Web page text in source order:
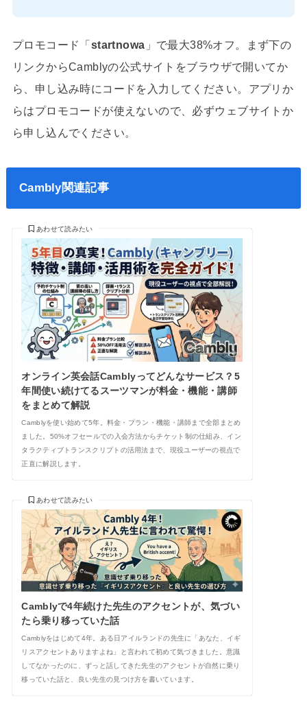
プロモコード「 startnowa 」で最大38%オフ。まず下の
リンクからCamblyの公式サイトをブラウザで開いてか
ら、申し込み時にコードを入力してください。アプリか
らはプロモコードが使えないので、必ずウェブサイトか
ら申し込んでください。
Cambly関連記事
オンライン英会話Camblyってどんなサービス？5
年間使い続けてるスーツマンが料金・機能・講師
をまとめて解説
Camblyを使い始めて5年。料金・プラン・機能・講師まで全部まとめ
ました。50%オフセールでの入会方法からチケット制の仕組み、イン
タラクティブトランスクリプトの活用法まで、現役ユーザーの視点で
正直に解説します。
あわせて読みたい
Camblyで4年続けた先生のアクセントが、気づい
たら乗り移っていた話
Camblyをはじめて4年。ある日アイルランドの先生に「あなた、イギ
リスアクセントありますよね」と言われて初めて気づきました。意識
してなかったのに、ずっと話してきた先生のアクセントが自然に乗り
移っていた話と、良い先生の見つけ方を書いています。
あわせて読みたい